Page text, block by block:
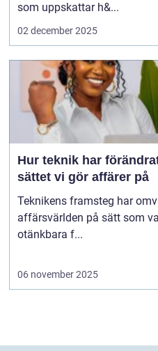
som uppskattar h&...
02 december 2025
Hur teknik har
sättet vi gör affärer på
Teknikens framsteg har
affärsvärlden på sätt som
otänkbara f...
06 november 2025